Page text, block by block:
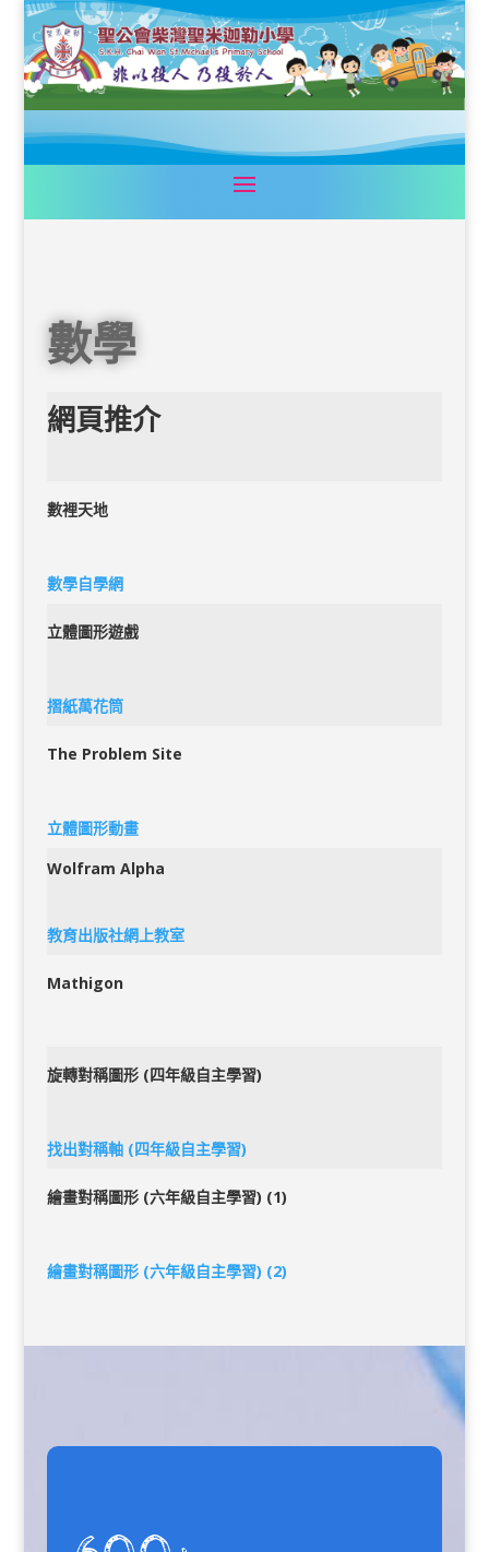
數學
網頁推介
數裡天地
數學自學網
立體圖形遊戲
摺紙萬花筒
The Problem Site
立體圖形動畫
Wolfram Alpha
教育出版社網上教室
Mathigon
旋轉對稱圖形 (四年級自主學習)
找出對稱軸 (四年級自主學習)
繪畫對稱圖形 (六年級自主學習) (1)
繪畫對稱圖形 (六年級自主學習) (2)